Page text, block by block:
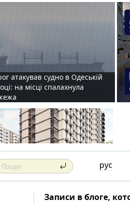
атакував судно в Одеській
на місці спалахнула
рус
Записи в блоге,